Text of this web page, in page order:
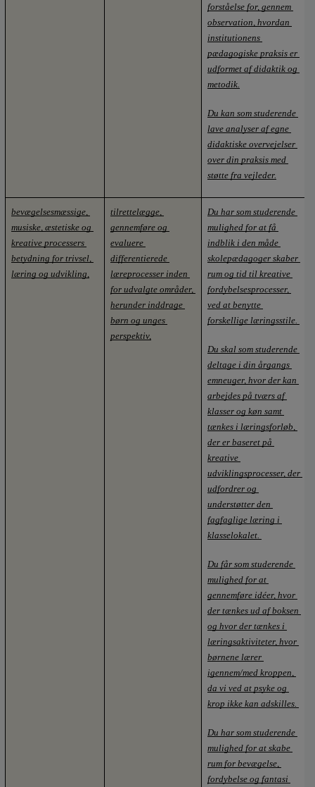
forståelse for, gennem
observation, hvordan
institutionens
pædagogiske praksis er
udformet af didaktik og
metodik.
Du kan som studerende
lave analyser af egne
didaktiske overvejelser
over din praksis med
støtte fra vejleder.
bevægelsesmæssige,
musiske, æstetiske og
kreative processers
betydning for trivsel,
læring og udvikling,
tilrettelægge,
gennemføre og
evaluere
differentierede
læreprocesser inden
for udvalgte områder,
herunder inddrage
børn og unges
perspektiv,
Du har som studerende
mulighed for at få
indblik i den måde
skolepædagoger skaber
rum og tid til kreative
fordybelsesprocesser,
ved at benytte
forskellige læringsstile.
Du skal som studerende
deltage i din årgangs
emneuger, hvor der kan
arbejdes på tværs af
klasser og køn samt
tænkes i læringsforløb,
der er baseret på
kreative
udviklingsprocesser, der
udfordrer og
understøtter den
fagfaglige læring i
klasselokalet.
Du får som studerende
mulighed for at
gennemføre idéer, hvor
der tænkes ud af boksen
og hvor der tænkes i
læringsaktiviteter, hvor
børnene lærer
igennem/med kroppen,
da vi ved at psyke og
krop ikke kan adskilles.
Du har som studerende
mulighed for at skabe
rum for bevægelse,
fordybelse og fantasi